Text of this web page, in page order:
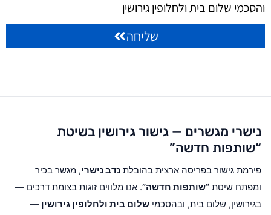
והסכמי שלום בית ולחלופין גירושין
שליחה
נישרי מגשרים — גישור גירושין בשיטת
“שותפות חדשה”
פירמת גישור בפריסה ארצית בהובלת נדב נישרי, מגשר בכיר
ומפתח שיטת “שותפות חדשה”. אנו מלווים זוגות בצומת דרכים —
בגירושין, שלום בית, ובהסכמי שלום בית ולחלופין גירושין —